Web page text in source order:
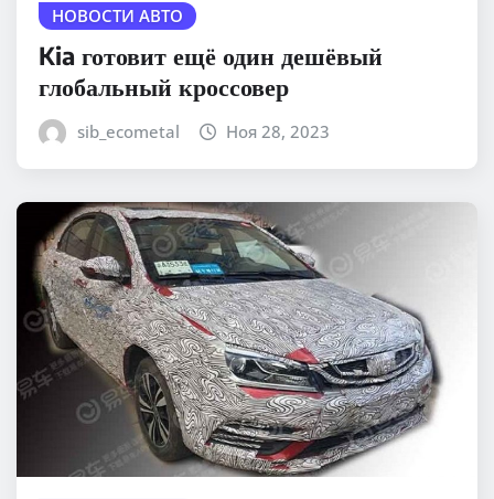
НОВОСТИ АВТО
Kia готовит ещё один дешёвый
глобальный кроссовер
sib_ecometal Ноя 28, 2023